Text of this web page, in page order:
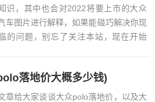
识，其中也会对2022将要上市的大众
车图片进行解释，如果能碰巧解决你现
的问题，别忘了关注本站，现在开始
落地价大概多少钱)
章给大家谈谈大众polo落地价，以及大